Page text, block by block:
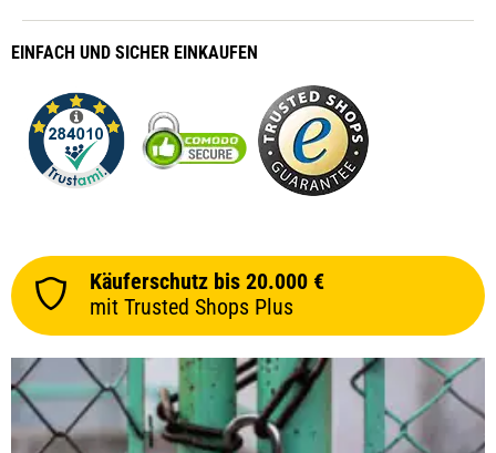
EINFACH UND SICHER EINKAUFEN
Käuferschutz bis 20.000 €
mit Trusted Shops Plus